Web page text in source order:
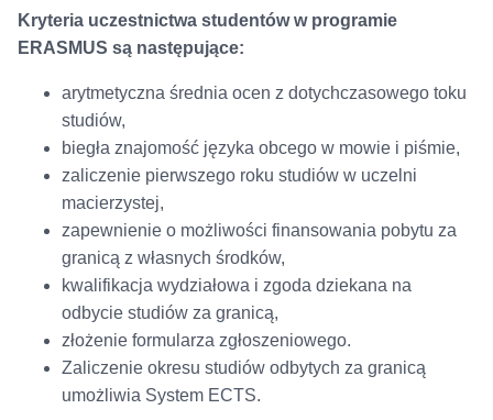
Kryteria uczestnictwa studentów w programie
ERASMUS są następujące:
arytmetyczna średnia ocen z dotychczasowego toku
studiów,
biegła znajomość języka obcego w mowie i piśmie,
zaliczenie pierwszego roku studiów w uczelni
macierzystej,
zapewnienie o możliwości finansowania pobytu za
granicą z własnych środków,
kwalifikacja wydziałowa i zgoda dziekana na
odbycie studiów za granicą,
złożenie formularza zgłoszeniowego.
Zaliczenie okresu studiów odbytych za granicą
umożliwia System ECTS.